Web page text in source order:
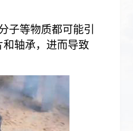
子等物质都可能引
轴承，进而导致